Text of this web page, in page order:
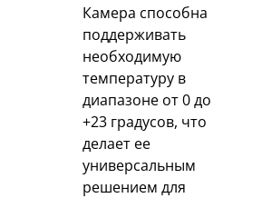
Камера способна
поддерживать
необходимую
температуру в
диапазоне от 0 до
+23 градусов, что
делает ее
универсальным
решением для